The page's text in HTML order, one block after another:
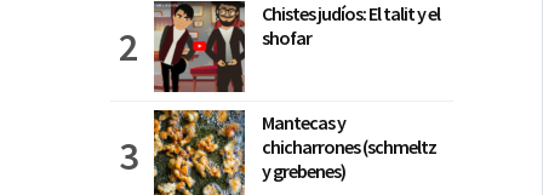
Chistes judíos: El talit y el
shofar
Mantecas y
chicharrones (schmeltz
y grebenes)